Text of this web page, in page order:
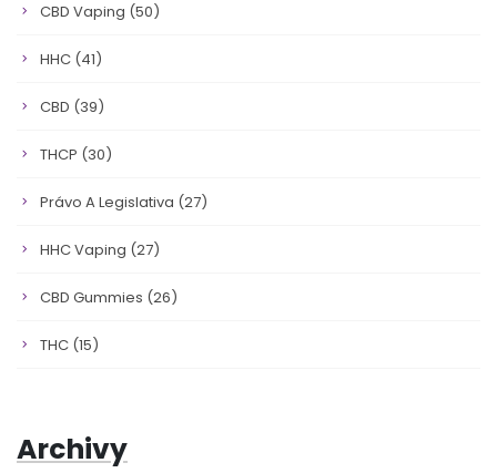
CBD Vaping (50)
HHC (41)
CBD (39)
THCP (30)
Právo A Legislativa (27)
HHC Vaping (27)
CBD Gummies (26)
THC (15)
Archivy